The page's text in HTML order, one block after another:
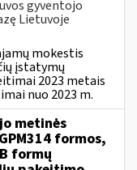
gyventojo
Lietuvoje
mokestis
įstatymų
2023 metais
nuo 2023 m.
metinės
formos,
formų